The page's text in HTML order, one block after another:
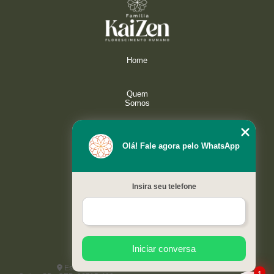
Estrada do Capuava, 4421 - Paisagem Renoir
Home
Quem
Somos
Galeria
Mapa do
site
Olá! Fale agora pelo WhatsApp
Insira seu telefone
Iniciar conversa